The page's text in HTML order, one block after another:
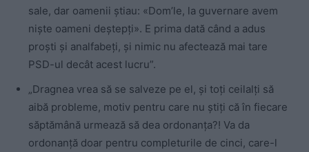
sale, dar oamenii ştiau: «Dom’le, la guvernare avem
nişte oameni deştepți». E prima dată când a adus
proşti şi analfabeţi, şi nimic nu afectează mai tare
PSD-ul decât acest lucru”.
„Dragnea vrea să se salveze pe el, şi toţi ceilalţi să
aibă probleme, motiv pentru care nu ştiţi că în fiecare
săptămână urmează să dea ordonanţa?! Va da
ordonanţă doar pentru completurile de cinci, care-l